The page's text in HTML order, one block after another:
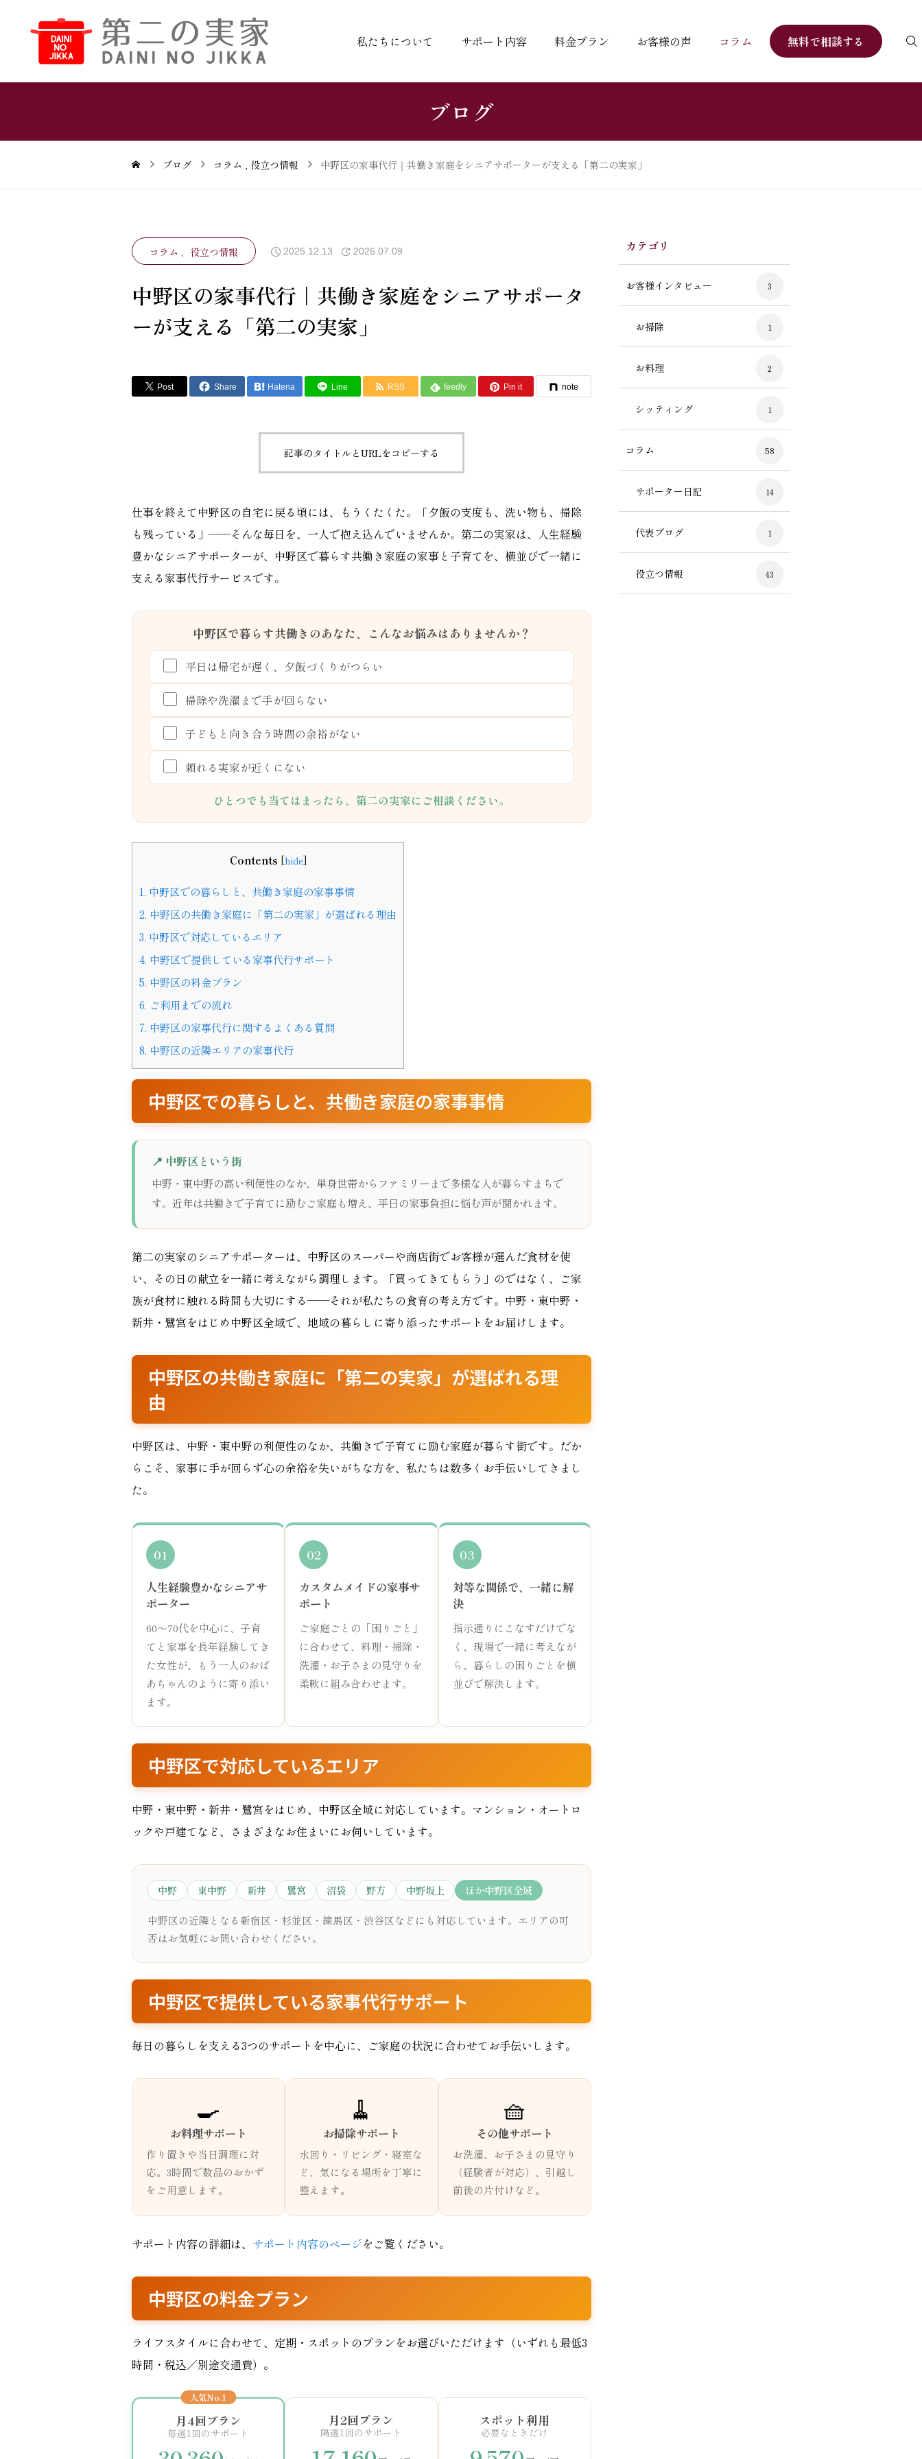
私たちについて サポート内容 料金プラン お客様の声 コラム 無料で相談する
ブログ
ブログ コラム 役立つ情報 中野区の家事代行｜共働き家庭をシニアサポーターが支える「第二の実家」
コラム 役立つ情報 2025.12.13 2026.07.09
中野区の家事代行｜共働き家庭をシニアサポータ
ーが支える「第二の実家」
Post Share Hatena Line RSS feedly Pin it note
記事のタイトルとURLをコピーする
仕事を終えて中野区の自宅に戻る頃には、もうくたくた。「夕飯の支度も、洗い物も、掃除
も残っている」——そんな毎日を、一人で抱え込んでいませんか。第二の実家は、人生経験
豊かなシニアサポーターが、中野区で暮らす共働き家庭の家事と子育てを、横並びで一緒に
支える家事代行サービスです。
中野区で暮らす共働きのあなた、こんなお悩みはありませんか？
平日は帰宅が遅く、夕飯づくりがつらい
掃除や洗濯まで手が回らない
子どもと向き合う時間の余裕がない
頼れる実家が近くにない
ひとつでも当てはまったら、第二の実家にご相談ください。
Contents [hide]
1. 中野区での暮らしと、共働き家庭の家事事情
2. 中野区の共働き家庭に「第二の実家」が選ばれる理由
3. 中野区で対応しているエリア
4. 中野区で提供している家事代行サポート
5. 中野区の料金プラン
6. ご利用までの流れ
7. 中野区の家事代行に関するよくある質問
8. 中野区の近隣エリアの家事代行
中野区での暮らしと、共働き家庭の家事事情
📍 中野区という街
中野・東中野の高い利便性のなか、単身世帯からファミリーまで多様な人が暮らすまちで
す。近年は共働きで子育てに励むご家庭も増え、平日の家事負担に悩む声が聞かれます。
第二の実家のシニアサポーターは、中野区のスーパーや商店街でお客様が選んだ食材を使
い、その日の献立を一緒に考えながら調理します。「買ってきてもらう」のではなく、ご家
族が食材に触れる時間も大切にする——それが私たちの食育の考え方です。中野・東中野・
新井・鷺宮をはじめ中野区全域で、地域の暮らしに寄り添ったサポートをお届けします。
中野区の共働き家庭に「第二の実家」が選ばれる理
由
中野区は、中野・東中野の利便性のなか、共働きで子育てに励む家庭が暮らす街です。だか
らこそ、家事に手が回らず心の余裕を失いがちな方を、私たちは数多くお手伝いしてきまし
た。
01
人生経験豊かなシニアサ
ポーター
60〜70代を中心に、子育
てと家事を長年経験してき
た女性が、もう一人のおば
あちゃんのように寄り添い
ます。
02
カスタムメイドの家事サ
ポート
ご家庭ごとの「困りごと」
に合わせて、料理・掃除・
洗濯・お子さまの見守りを
柔軟に組み合わせます。
03
対等な関係で、一緒に解
決
指示通りにこなすだけでな
く、現場で一緒に考えなが
ら、暮らしの困りごとを横
並びで解決します。
中野区で対応しているエリア
中野・東中野・新井・鷺宮をはじめ、中野区全域に対応しています。マンション・オートロ
ックや戸建てなど、さまざまなお住まいにお伺いしています。
中野 東中野 新井 鷺宮 沼袋 野方 中野坂上 ほか中野区全域
中野区の近隣となる新宿区・杉並区・練馬区・渋谷区などにも対応しています。エリアの可
否はお気軽にお問い合わせください。
中野区で提供している家事代行サポート
毎日の暮らしを支える3つのサポートを中心に、ご家庭の状況に合わせてお手伝いします。
🍳
お料理サポート
作り置きや当日調理に対
応。3時間で数品のおかず
をご用意します。
🧹
お掃除サポート
水回り・リビング・寝室な
ど、気になる場所を丁寧に
整えます。
🧺
その他サポート
お洗濯、お子さまの見守り
（経験者が対応）、引越し
前後の片付けなど。
サポート内容の詳細は、 サポート内容のページをご覧ください。
中野区の料金プラン
ライフスタイルに合わせて、定期・スポットのプランをお選びいただけます（いずれも最低3
時間・税込／別途交通費）。
人気No.1
月4回プラン
毎週1回のサポート
月2回プラン
隔週1回のサポート
スポット利用
必要なときだけ
カテゴリ
お客様インタビュー 3
お掃除 1
お料理 2
シッティング 1
コラム 58
サポーター日記 14
代表ブログ 1
役立つ情報 43